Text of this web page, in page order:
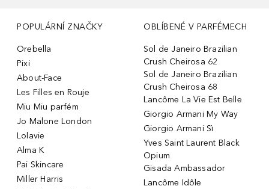
POPULÁRNÍ ZNAČKY
Orebella
Pixi
About-Face
Les Filles en Rouje
Miu Miu parfém
Jo Malone London
Lolavie
Alma K
Pai Skincare
Miller Harris
OBLÍBENÉ V PARFÉMECH
Sol de Janeiro Brazilian
Crush Cheirosa 62
Sol de Janeiro Brazilian
Crush Cheirosa 68
Lancôme La Vie Est Belle
Giorgio Armani My Way
Giorgio Armani Sì
Yves Saint Laurent Black
Opium
Gisada Ambassador
Lancôme Idôle